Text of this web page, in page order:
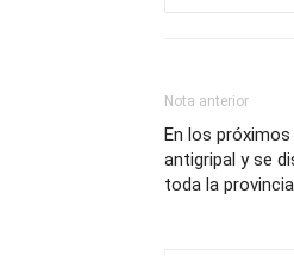
Nota anterior
En los
antigripal y se
toda la provincia